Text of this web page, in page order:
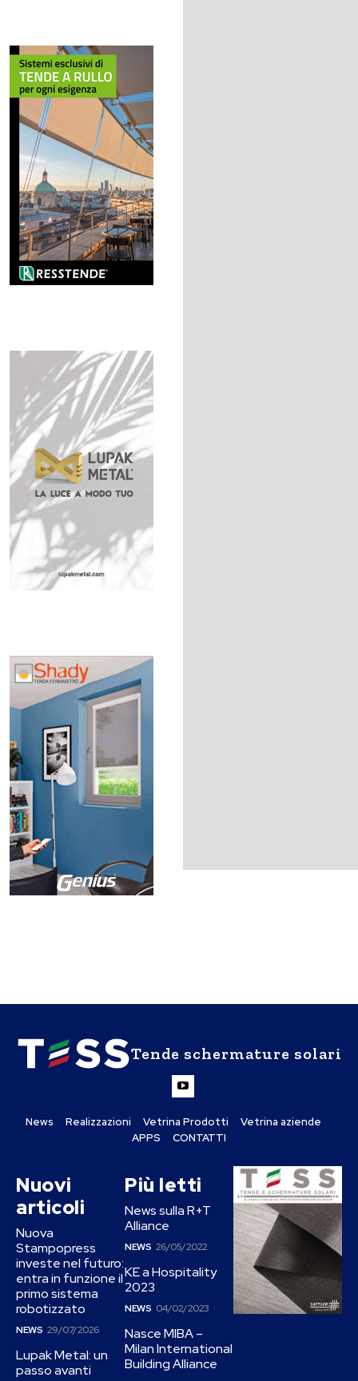
Tende schermature solari
News Realizzazioni Vetrina Prodotti
Vetrina aziende
APPS
CONTATTI
Nuovi
articoli
Nuova
Stampopress
investe nel futuro:
entra in funzione il
primo sistema
robotizzato
NEWS 29/07/2026
Lupak Metal: un
passo avanti
Più letti
News sulla R+T
Alliance
NEWS 26/05/2022
KE a Hospitality
2023
NEWS 04/02/2023
Nasce MIBA –
Milan International
Building Alliance